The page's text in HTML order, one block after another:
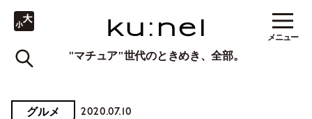
"マチュア"世代のときめき、全部。
メニュー
グルメ 2020.07.10